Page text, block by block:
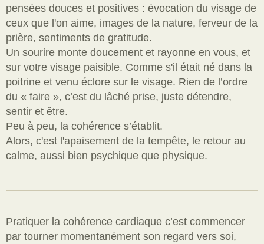
pensées douces et positives : évocation du visage de
ceux que l'on aime, images de la nature, ferveur de la
prière, sentiments de gratitude.
Un sourire monte doucement et rayonne en vous, et
sur votre visage paisible. Comme s'il était né dans la
poitrine et venu éclore sur le visage. Rien de l’ordre
du « faire », c’est du lâché prise, juste détendre,
sentir et être.
Peu à peu, la cohérence s’établit.
Alors, c'est l'apaisement de la tempête, le retour au
calme, aussi bien psychique que physique.
Pratiquer la cohérence cardiaque c’est commencer
par tourner momentanément son regard vers soi,